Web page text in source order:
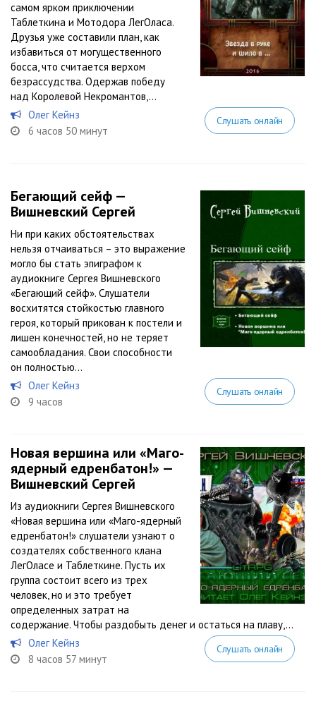
самом ярком приключении
Таблеткина и Мотодора ЛегОласа.
Друзья уже составили план, как
избавиться от могущественного
босса, что считается верхом
безрассудства. Одержав победу
над Королевой Некромантов,...
Олег Кейнз
6 часов 50 минут
Слушать онлайн
Бегающий сейф —
Вишневский Сергей
Ни при каких обстоятельствах
нельзя отчаиваться – это выражение
могло бы стать эпиграфом к
аудиокниге Сергея Вишневского
«Бегающий сейф». Слушатели
восхитятся стойкостью главного
героя, который прикован к постели и
лишен конечностей, но не теряет
самообладания. Свои способности
он полностью...
Олег Кейнз
9 часов
Слушать онлайн
Новая вершина или «Маго-
ядерный едренбатон!» —
Вишневский Сергей
Из аудиокниги Сергея Вишневского
«Новая вершина или «Маго-ядерный
едренбатон!» слушатели узнают о
создателях собственного клана
ЛегОласе и Таблеткине. Пусть их
группа состоит всего из трех
человек, но и это требует
определенных затрат на
содержание. Чтобы раздобыть денег и остаться на плаву,...
Олег Кейнз
8 часов 57 минут
Слушать онлайн